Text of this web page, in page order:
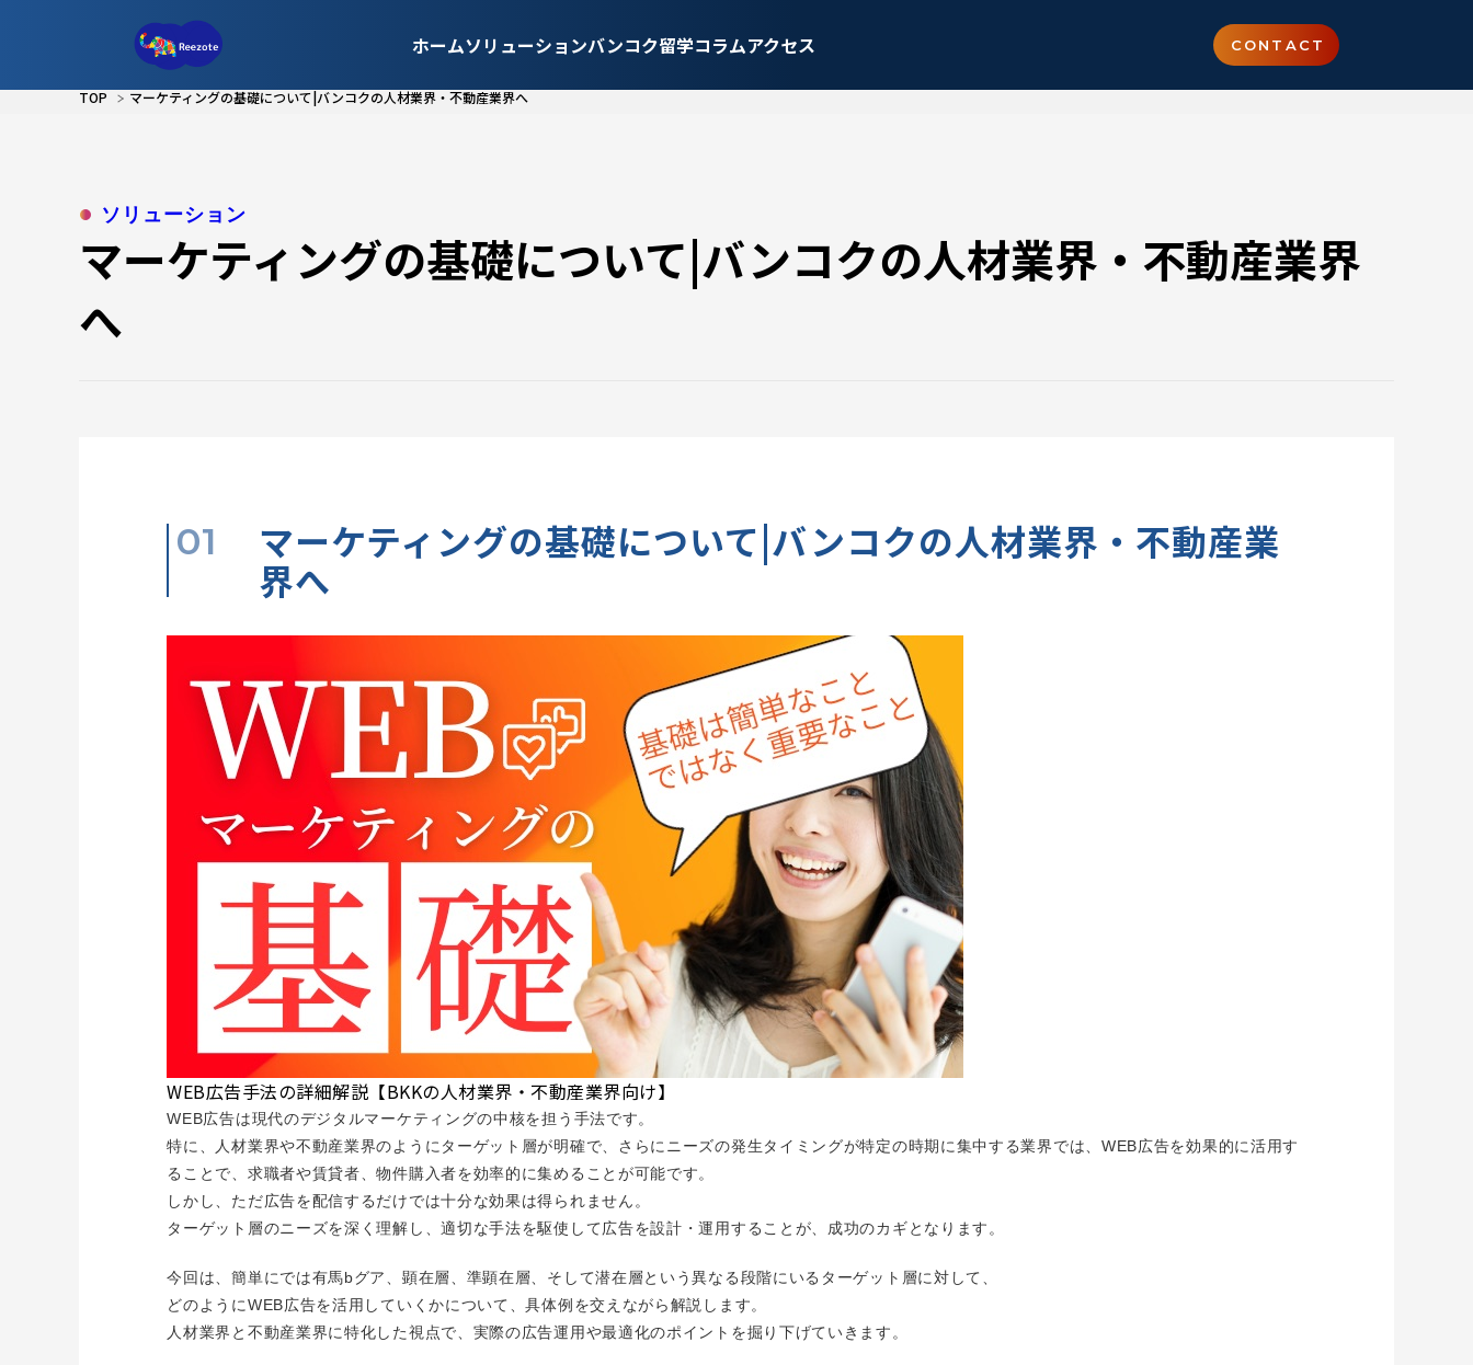
ホームソリューションバンコク留学コラムアクセス CONTACT
TOP マーケティングの基礎について|バンコクの人材業界・不動産業界へ
ソリューション
マーケティングの基礎について|バンコクの人材業界・不動産業界
へ
マーケティングの基礎について|バンコクの人材業界・不動産業
界へ
WEB広告手法の詳細解説【BKKの人材業界・不動産業界向け】
WEB広告は現代のデジタルマーケティングの中核を担う手法です。
特に、人材業界や不動産業界のようにターゲット層が明確で、さらにニーズの発生タイミングが特定の時期に集中する業界では、WEB広告を効果的に活用す
ることで、求職者や賃貸者、物件購入者を効率的に集めることが可能です。
しかし、ただ広告を配信するだけでは十分な効果は得られません。
ターゲット層のニーズを深く理解し、適切な手法を駆使して広告を設計・運用することが、成功のカギとなります。
今回は、簡単にでは有馬bグア、顕在層、準顕在層、そして潜在層という異なる段階にいるターゲット層に対して、
どのようにWEB広告を活用していくかについて、具体例を交えながら解説します。
人材業界と不動産業界に特化した視点で、実際の広告運用や最適化のポイントを掘り下げていきます。